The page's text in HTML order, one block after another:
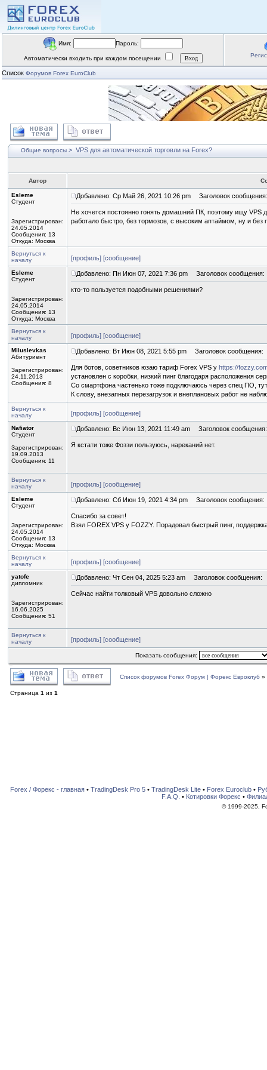
Имя: Пароль:
Автоматически входить при каждом посещении
Список Форумов Forex EuroClub
Общие вопросы > VPS для автоматической торговли на Forex?
Автор
Esleme
Студент
Зарегистрирован:
24.05.2014
Сообщения: 13
Откуда: Москва
Добавлено: Ср Май 26, 2021 10:26 pm Заголовок
Не хочется постоянно гонять домашний ПК, поэтому ищу VPS
работало быстро, без тормозов, с высоким аптаймом, ну и
Вернуться к
началу
[профиль] [сообщение]
Esleme
Студент
Зарегистрирован:
24.05.2014
Сообщения: 13
Откуда: Москва
Добавлено: Пн Июн 07, 2021 7:36 pm Заголовок сообщения:
кто-то пользуется подобными решениями?
Вернуться к
началу
[профиль] [сообщение]
Miluslevkas
Абитуриент
Зарегистрирован:
24.11.2013
Сообщения: 8
Добавлено: Вт Июн 08, 2021 5:55 pm Заголовок сообщения:
Для ботов, советников юзаю тариф Forex VPS у https://
установлен с коробки, низкий пинг благодаря расположения
Со смартфона частенько тоже подключаюсь через спец ПО,
К слову, внезапных перезагрузок и внеплановых работ не
Вернуться к
началу
[профиль] [сообщение]
Nafiator
Студент
Зарегистрирован:
19.09.2013
Сообщения: 11
Добавлено: Вс Июн 13, 2021 11:49 am Заголовок сообщения:
Я кстати тоже Фоззи пользуюсь, нареканий нет.
Вернуться к
началу
[профиль] [сообщение]
Esleme
Студент
Зарегистрирован:
24.05.2014
Сообщения: 13
Откуда: Москва
Добавлено: Сб Июн 19, 2021 4:34 pm Заголовок сообщения:
Спасибо за совет!
Взял FOREX VPS у FOZZY. Порадовал быстрый пинг,
Вернуться к
началу
[профиль] [сообщение]
yatofe
дипломник
Зарегистрирован:
16.06.2025
Сообщения: 51
Добавлено: Чт Сен 04, 2025 5:23 am Заголовок сообщения:
Сейчас найти толковый VPS довольно сложно
Вернуться к
началу
[профиль] [сообщение]
Показать сообщения:
Список форумов Forex Форум | Форекс Евроклуб »
Страница 1 из 1
Forex / Форекс - главная• TradingDesk Pro 5• TradingDesk Lite• Forex Euroclub•
F.A.Q. • Котировки Форекс •
© 1999-2025,